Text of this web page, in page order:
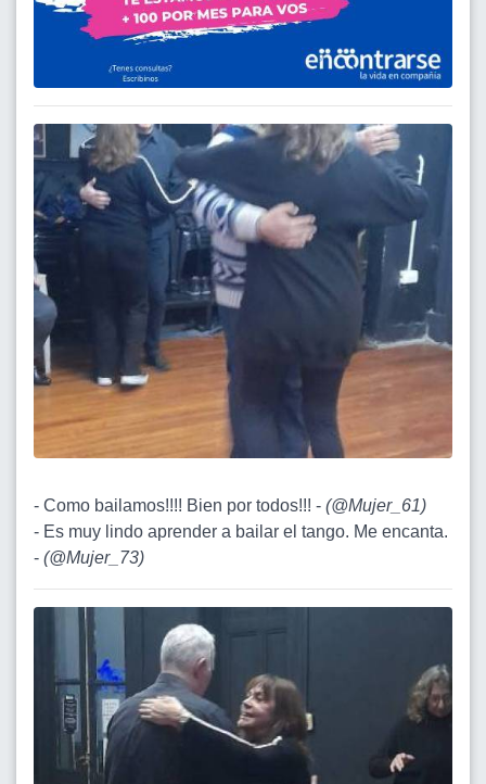
- Como bailamos!!!! Bien por todos!!! - (@Mujer_61)
- Es muy lindo aprender a bailar el tango. Me encanta.
- (@Mujer_73)